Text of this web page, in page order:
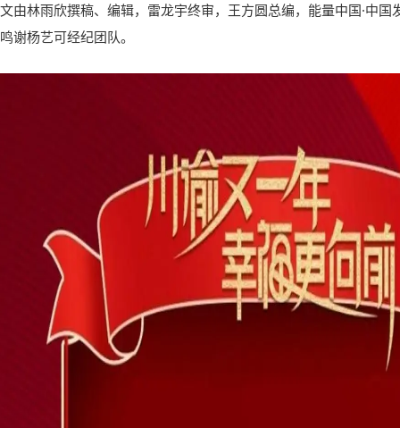
文由林雨欣撰稿、编辑，雷龙宇终审，王方圆总编，能量中国·中
鸣谢杨艺可经纪团队。